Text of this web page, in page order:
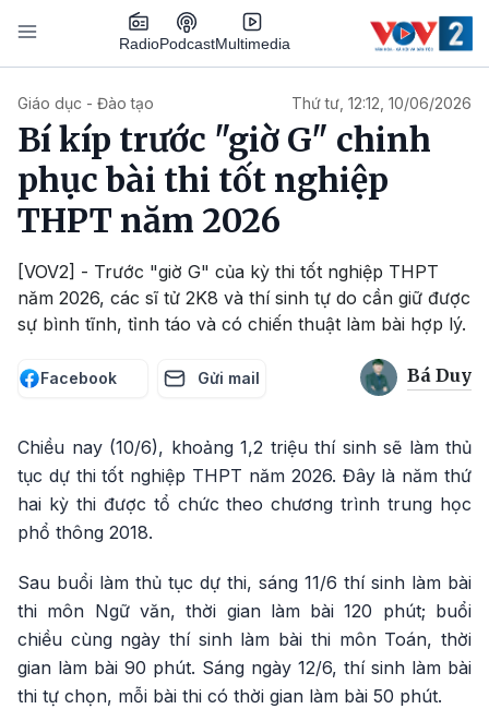
Nhảy đến nội dung
RadioPodcastMultimedia
Giáo dục - Đào tạo Thứ tư, 12:12, 10/06/2026
Bí kíp trước "giờ G" chinh
phục bài thi tốt nghiệp
THPT năm 2026
[VOV2] - Trước "giờ G" của kỳ thi tốt nghiệp THPT
năm 2026, các sĩ tử 2K8 và thí sinh tự do cần giữ được
sự bình tĩnh, tỉnh táo và có chiến thuật làm bài hợp lý.
Facebook Gửi mail Bá Duy
Chiều nay (10/6), khoảng 1,2 triệu thí sinh sẽ làm thủ
tục dự thi tốt nghiệp THPT năm 2026. Đây là năm thứ
hai kỳ thi được tổ chức theo chương trình trung học
phổ thông 2018.
Sau buổi làm thủ tục dự thi, sáng 11/6 thí sinh làm bài
thi môn Ngữ văn, thời gian làm bài 120 phút; buổi
chiều cùng ngày thí sinh làm bài thi môn Toán, thời
gian làm bài 90 phút. Sáng ngày 12/6, thí sinh làm bài
thi tự chọn, mỗi bài thi có thời gian làm bài 50 phút.